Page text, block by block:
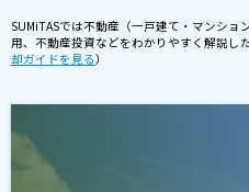
SUMiTASでは不動産（一戸建て・マンシ
用、不動産投資などをわかりやすく解説し
却ガイドを見る）